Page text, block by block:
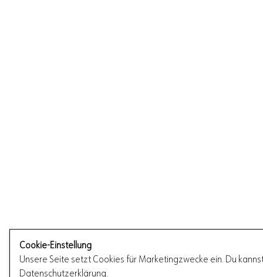
Cookie-Einstellung
Unsere Seite setzt Cookies für Marketingzwecke ein. Du
Datenschutzerklärung.